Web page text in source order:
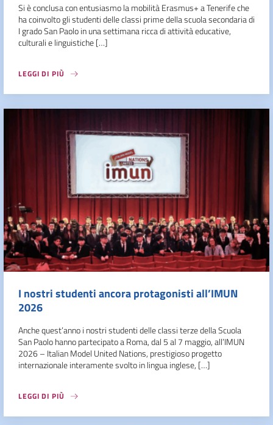
Si è conclusa con entusiasmo la mobilità Erasmus+ a Tenerife che
ha coinvolto gli studenti delle classi prime della scuola secondaria di
I grado San Paolo in una settimana ricca di attività educative,
culturali e linguistiche […]
LEGGI DI PIÙ
I nostri studenti ancora protagonisti all’IMUN
2026
Anche quest’anno i nostri studenti delle classi terze della Scuola
San Paolo hanno partecipato a Roma, dal 5 al 7 maggio, all’IMUN
2026 – Italian Model United Nations, prestigioso progetto
internazionale interamente svolto in lingua inglese, […]
LEGGI DI PIÙ